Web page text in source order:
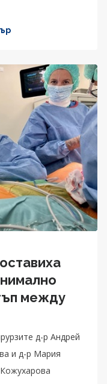
между
д-р Андрей
и д-р Мария